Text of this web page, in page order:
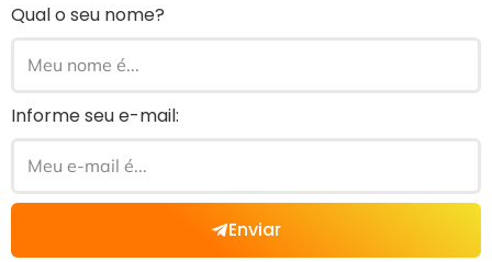
Qual o seu nome?
Informe seu e-mail:
Enviar